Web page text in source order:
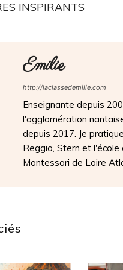
INSPIRANTS
Emilie
http://laclassedemilie.com
Enseignante depuis
l'agglomération
depuis 2017. Je
Reggio, Stern et
Montessori de Loire